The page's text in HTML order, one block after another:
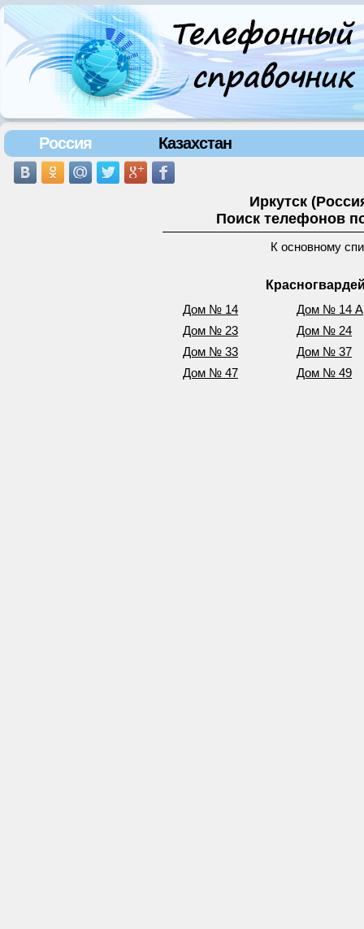
Россия Казахстан
Иркутск
Поиск телефонов
К основному
Дом № 14
Дом № 14 А
Дом № 23
Дом № 24
Дом № 33
Дом № 37
Дом № 47
Дом № 49